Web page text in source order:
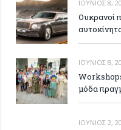
ΙΟΎΝΙΟΣ 8,
Ουκρανοί
ΙΟΎΝΙΟΣ 8,
μόδα
ΙΟΎΝΙΟΣ 2,